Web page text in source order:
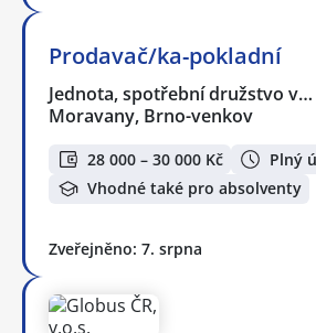
Prodavač/ka-pokladní
Jednota, spotřební družstvo v…
Moravany, Brno-venkov
28 000 – 30 000 Kč
Plný
Vhodné také pro absolventy
Zveřejněno: 7. srpna